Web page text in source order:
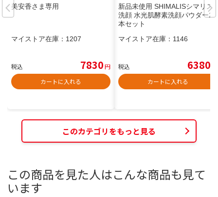
美安香さま専用
マイストア在庫： 1207
税込 7830円
カートに入れる
新品未使用 SHIMALISシマリス
洗顔 水光肌酵素洗顔パウダー2
本セット
マイストア在庫： 1146
税込 6380
カートに入れる
このカテゴリをもっと見る
この商品を見た人はこんな商品も見て
います